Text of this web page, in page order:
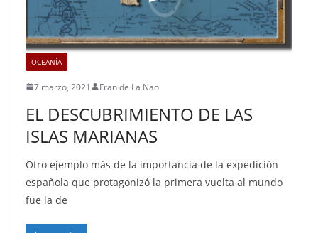
OCEANÍA
7 marzo, 2021 Fran de La Nao
EL DESCUBRIMIENTO DE LAS
ISLAS MARIANAS
Otro ejemplo más de la importancia de la expedición
española que protagonizó la primera vuelta al mundo
fue la de